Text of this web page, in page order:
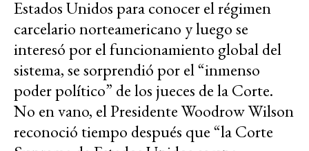
Estados Unidos para conocer el régimen
carcelario norteamericano y luego se
interesó por el funcionamiento global del
sistema, se sorprendió por el “inmenso
poder político” de los jueces de la Corte.
No en vano, el Presidente Woodrow Wilson
reconoció tiempo después que “la Corte